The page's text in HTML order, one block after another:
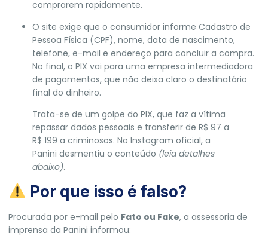
comprarem rapidamente.
O site exige que o consumidor informe Cadastro de
Pessoa Física (CPF), nome, data de nascimento,
telefone, e-mail e endereço para concluir a compra.
No final, o PIX vai para uma empresa intermediadora
de pagamentos, que não deixa claro o destinatário
final do dinheiro.
Trata-se de um golpe do PIX, que faz a vítima
repassar dados pessoais e transferir de R$ 97 a
R$ 199 a criminosos. No Instagram oficial, a
Panini desmentiu o conteúdo (leia detalhes
abaixo).
Por que isso é falso?
Procurada por e-mail pelo Fato ou Fake, a assessoria de
imprensa da Panini informou: